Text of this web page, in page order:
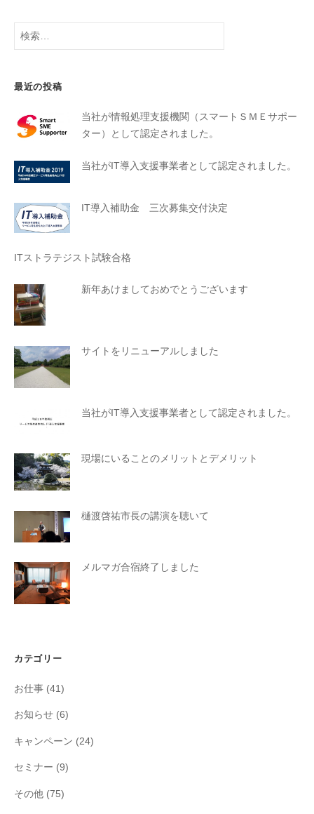
最近の投稿
当社が情報処理支援機関（スマートＳＭＥサポー
ター）として認定されました。
当社がIT導入支援事業者として認定されました。
IT導入補助金 三次募集交付決定
ITストラテジスト試験合格
新年あけましておめでとうございます
サイトをリニューアルしました
当社がIT導入支援事業者として認定されました。
現場にいることのメリットとデメリット
樋渡啓祐市長の講演を聴いて
メルマガ合宿終了しました
カテゴリー
お仕事 (41)
お知らせ (6)
キャンペーン (24)
セミナー (9)
その他 (75)